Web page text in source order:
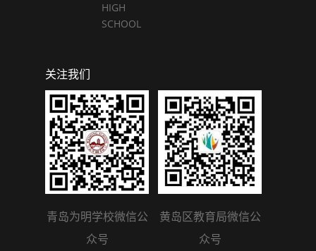
HIGH
SCHOOL
关注我们
青岛为明学校微信公
众号
黄岛区教育局微信公
众号